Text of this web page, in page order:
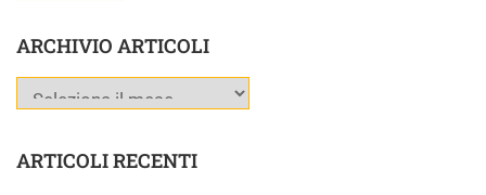
ARCHIVIO ARTICOLI
ARTICOLI RECENTI